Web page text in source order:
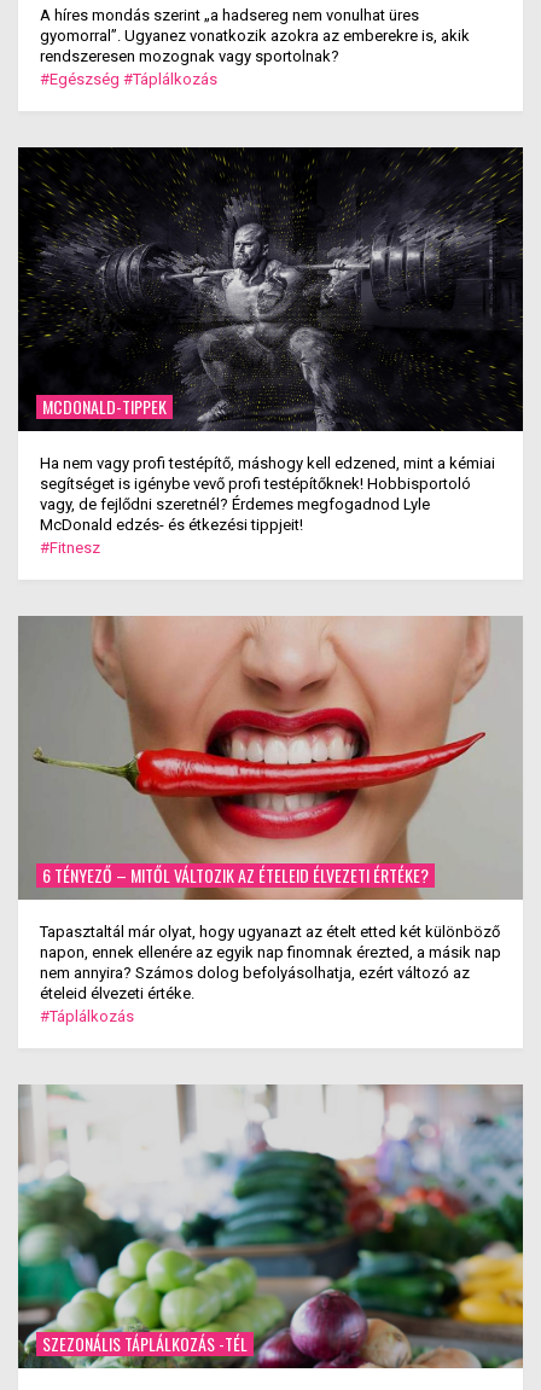
A híres mondás szerint „a hadsereg nem vonulhat üres
gyomorral”. Ugyanez vonatkozik azokra az emberekre is, akik
rendszeresen mozognak vagy sportolnak?
#Egészség #Táplálkozás
MCDONALD-TIPPEK
Ha nem vagy profi testépítő, máshogy kell edzened, mint a kémiai
segítséget is igénybe vevő profi testépítőknek! Hobbisportoló
vagy, de fejlődni szeretnél? Érdemes megfogadnod Lyle
McDonald edzés- és étkezési tippjeit!
#Fitnesz
6 TÉNYEZŐ – MITŐL VÁLTOZIK AZ ÉTELEID ÉLVEZETI ÉRTÉKE?
Tapasztaltál már olyat, hogy ugyanazt az ételt etted két különböző
napon, ennek ellenére az egyik nap finomnak érezted, a másik nap
nem annyira? Számos dolog befolyásolhatja, ezért változó az
ételeid élvezeti értéke.
#Táplálkozás
SZEZONÁLIS TÁPLÁLKOZÁS -TÉL